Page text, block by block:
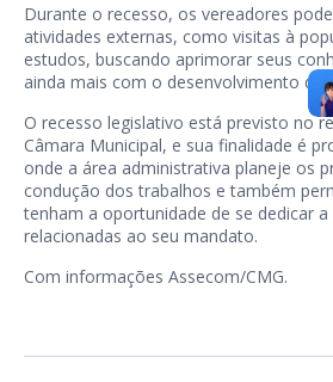
Durante o recesso, os vereadores
atividades externas, como visitas à
estudos, buscando aprimorar seus
ainda mais com o desenvolvimento do
O recesso legislativo está previsto no
Câmara Municipal, e sua finalidade é
onde a área administrativa planeje os
condução dos trabalhos e também
tenham a oportunidade de se dedicar
relacionadas ao seu mandato.
Com informações Assecom/CMG.